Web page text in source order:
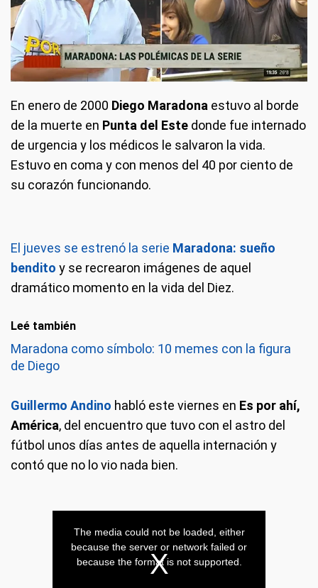
En enero de 2000 Diego Maradona estuvo al borde
de la muerte en Punta del Este donde fue internado
de urgencia y los médicos le salvaron la vida.
Estuvo en coma y con menos del 40 por ciento de
su corazón funcionando.
El jueves se estrenó la serie Maradona: sueño
bendito y se recrearon imágenes de aquel
dramático momento en la vida del Diez.
Leé también
Maradona como símbolo: 10 memes con la figura
de Diego
Guillermo Andino habló este viernes en Es por ahí,
América, del encuentro que tuvo con el astro del
fútbol unos días antes de aquella internación y
contó que no lo vio nada bien.